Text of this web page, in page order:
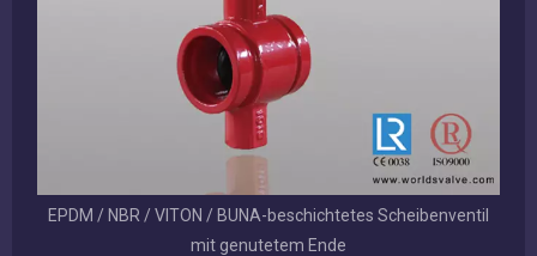
EPDM / NBR / VITON / BUNA-beschichtetes Scheibenventil
mit genutetem Ende